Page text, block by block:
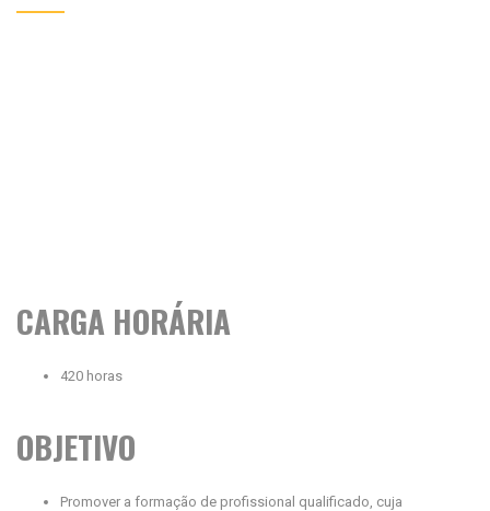
CARGA HORÁRIA
420 horas
OBJETIVO
Promover a formação de profissional qualificado, cuja